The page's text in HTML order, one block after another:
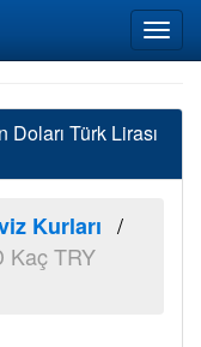
Türk Lirası
Kurları
Kaç TRY